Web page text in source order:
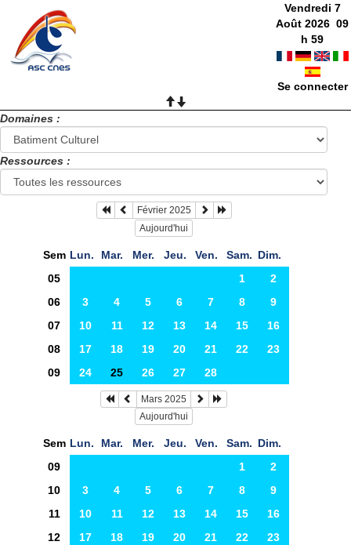
Vendredi 7
Août 2026 09
h59
Se connecter
Domaines :
Ressources :
Février 2025
Aujourd'hui
Sem Lun. Mar. Mer. Jeu. Ven. Sam. Dim.
05
1
2
06
3 4 5 6 7 8
9
07
10 11 12 13 14 15
16
08
17 18 19 20 21 22
23
09
24 25 26 27 28
Mars 2025
Aujourd'hui
Sem Lun. Mar. Mer. Jeu. Ven. Sam. Dim.
09
1
2
10
3 4 5 6 7 8
9
11
10 11 12 13 14 15
16
12
17 18 19 20 21 22
23